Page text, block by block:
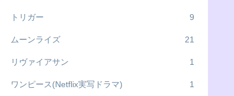
トリガー 9
ムーンライズ 21
リヴァイアサン 1
ワンピース(Netflix実写ドラマ) 1